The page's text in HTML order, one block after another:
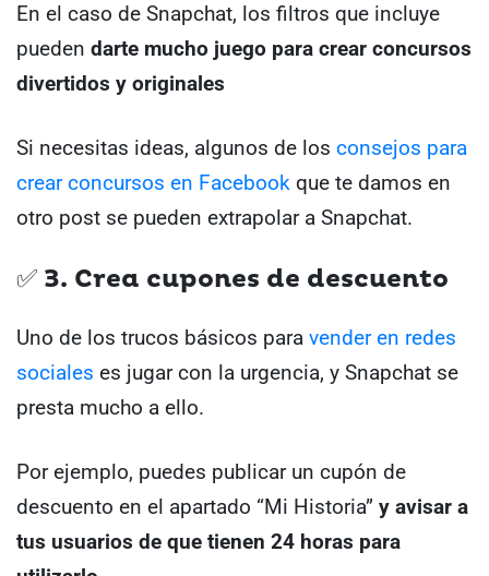
En el caso de Snapchat, los filtros que incluye
pueden darte mucho juego para crear concursos
divertidos y originales
Si necesitas ideas, algunos de los consejos para
crear concursos en Facebook que te damos en
otro post se pueden extrapolar a Snapchat.
✅ 3. Crea cupones de descuento
Uno de los trucos básicos para vender en redes
sociales es jugar con la urgencia, y Snapchat se
presta mucho a ello.
Por ejemplo, puedes publicar un cupón de
descuento en el apartado “Mi Historia” y avisar a
tus usuarios de que tienen 24 horas para